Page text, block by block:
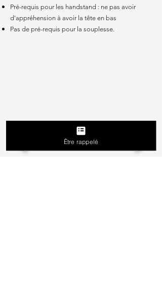
Pré-requis pour les handstand : ne pas avoir
d'appréhension à avoir la tête en bas
Pas de pré-requis pour la souplesse.
Être rappelé